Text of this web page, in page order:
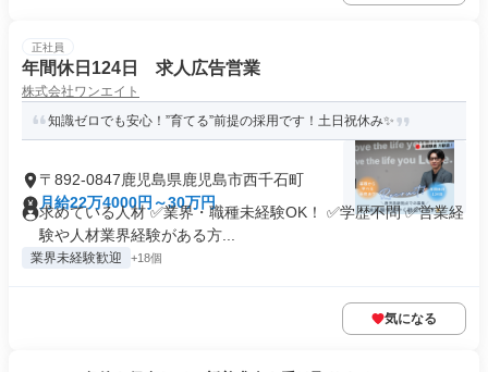
正社員
年間休日124日 求人広告営業
株式会社ワンエイト
知識ゼロでも安心！”育てる”前提の採用です！土日祝休み✨
〒892-0847鹿児島県鹿児島市西千石町
月給22万4000円～30万円
求めている人材 ✅業界・職種未経験OK！ ✅学歴不問 ✅営業経
験や人材業界経験がある方...
業界未経験歓迎 +18個
気になる